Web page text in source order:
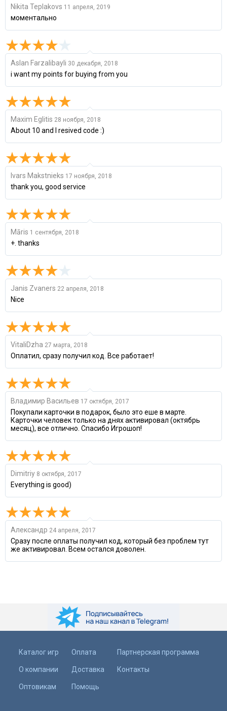
Nikita Teplakovs 11 апреля, 2019
моментально
Aslan Farzalibayli 30 декабря, 2018
i want my points for buying from you
Maxim Eglitis 28 ноября, 2018
About 10 and I resived code :)
Ivars Makstnieks 17 ноября, 2018
thank you, good service
Māris 1 сентября, 2018
+. thanks
Janis Zvaners 22 апреля, 2018
Nice
VitaliDzha 27 марта, 2018
Оплатил, сразу получил код. Все работает!
Владимир Васильев 17 октября, 2017
Покупали карточки в подарок, было это еше в марте.
Карточки человек только на днях активировал (октябрь
месяц), все отлично. Спасибо Игрошоп!
Dimitriy 8 октября, 2017
Everything is good)
Александр 24 апреля, 2017
Сразу после оплаты получил код, который без проблем тут
же активировал. Всем остался доволен.
Каталог игр
О компании
Оптовикам
Оплата
Доставка
Помощь
Партнерская программа
Контакты